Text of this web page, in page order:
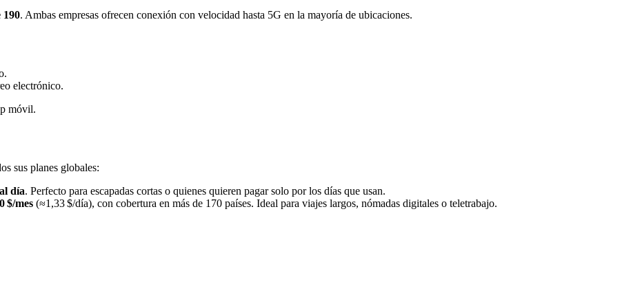
190. Ambas empresas ofrecen conexión con velocidad hasta 5G en la mayoría de ubicaciones.
electrónico.
móvil.
sus planes globales:
día. Perfecto para escapadas cortas o quienes quieren pagar solo por los días que usan.
$/mes (≈1,33 $/día), con cobertura en más de 170 países. Ideal para viajes largos, nómadas digitales o teletrabajo.